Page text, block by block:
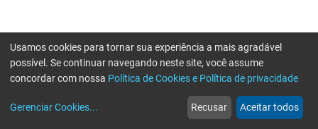
web
Notícias
more_horiz
Mais
Usamos cookies para tornar sua experiência a mais agradável
possível. Se continuar navegando neste site, você assume
concordar com nossa Política de Cookies e Política de privacidade
Gerenciar Cookies... Recusar Aceitar todos
Erro ao enviar informações, por favor tente novamente